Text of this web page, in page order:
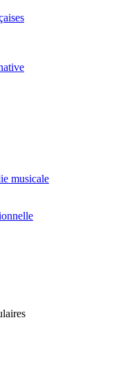
musicale